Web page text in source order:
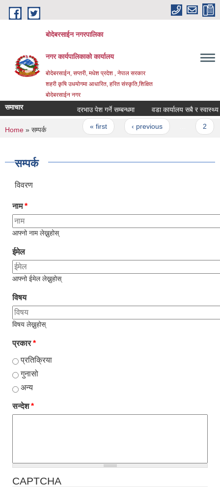
Skip to main content
बोदेबरसाईन नगरपालिका
नगर कार्यपालिकाको कार्यालय
बोदेबरसाईन, सप्तरी, मधेश प्रदेश , नेपाल सरकार
शहरी कृषि उधयोगमा आधारित, हरित संस्कृति,शिक्षित
बोदेबरसाईन नगर
समाचार दरभाउ पेश गर्ने सम्बन्धमा वडा कार्यालय सबै र स्वास्थ्य
Pages
« first ‹ previous
You are here
Home » सम्पर्क
सम्पर्क
विवरण
नाम*
आफ्नो नाम लेख्नुहोस्
ईमेल
आफ्नो ईमेल लेख्नुहोस्
विषय
विषय लेख्नुहोस्
प्रकार*
प्रतिक्रिया
गुनासो
अन्य
सन्देश*
CAPTCHA